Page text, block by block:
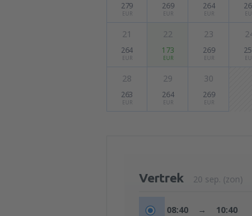
279
EUR
269
EUR
264
EUR
21
264
EUR
22
173
EUR
23
269
EUR
28
263
EUR
29
264
EUR
30
269
EUR
Vertrek 20 sep. (zon)
08:40 → 10:40